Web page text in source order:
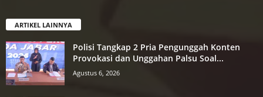
ARTIKEL LAINNYA
Polisi Tangkap 2 Pria Pengunggah Konten
Provokasi dan Unggahan Palsu Soal...
Agustus 6, 2026